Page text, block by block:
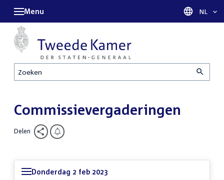
Zoeken
Menu Taal
NL
Commissievergaderingen
Delen
Donderdag 2 feb 2023